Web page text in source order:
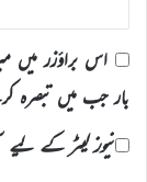
اس براؤزر میں
بار جب میں تبصرہ
نیوز لیٹر کے لیے